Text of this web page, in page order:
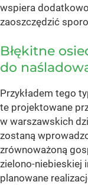
wspiera
zaoszczędzić
Błękitne
do
Przykładem tego
te projektowane
w warszawskich
zostaną
zrównoważoną
zielono-niebieskiej
planowane